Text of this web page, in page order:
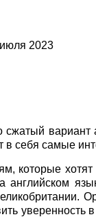
2023
сжатый
в себя самые
которые
английском